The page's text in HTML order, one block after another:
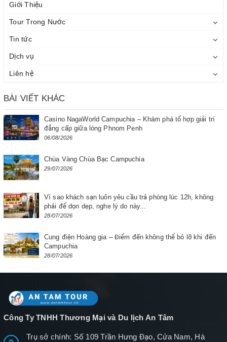
Giới Thiệu
Tour Trong Nước
Tin tức
Dịch vụ
Liên hệ
BÀI VIẾT KHÁC
Casino NagaWorld Campuchia – Khám phá tổ hợp giải trí
đẳng cấp giữa lòng Phnom Penh
06/08/2026
Chùa Vàng Chùa Bạc Campuchia
29/07/2026
Vì sao khách sạn luôn yêu cầu trả phòng lúc 12h, không
phải để dọn dẹp, nghe lý do này...
28/07/2026
Cung điện Hoàng gia – Điểm đến không thể bỏ lỡ khi đến
Campuchia
28/07/2026
Công Ty TNHH Thương Mại và Du lịch An Tâm
Trụ sở chính: Số 109 Trần Hưng Đạo, Cửa Nam, Hà